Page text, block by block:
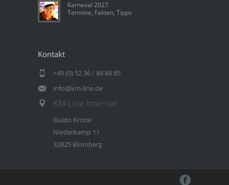
Karneval 2027
Termine, Fakten, Tipps
Kontakt
+49 (0) 52 36 / 88 88 85
info@km-line.de
KM-Line Internet
Guido Krone
Niederkamp 11
32825 Blomberg